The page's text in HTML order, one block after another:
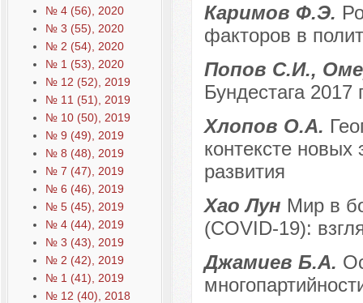
№ 4 (56), 2020
№ 3 (55), 2020
№ 2 (54), 2020
№ 1 (53), 2020
№ 12 (52), 2019
№ 11 (51), 2019
№ 10 (50), 2019
№ 9 (49), 2019
№ 8 (48), 2019
№ 7 (47), 2019
№ 6 (46), 2019
№ 5 (45), 2019
№ 4 (44), 2019
№ 3 (43), 2019
№ 2 (42), 2019
№ 1 (41), 2019
№ 12 (40), 2018
Каримов Ф.Э.
факторов в
Попов С.И.,
Бундестага 2017
Хлопов О.А.
контексте новых
развития
Хао Лун Мир в
(COVID-19):
Джамиев Б.А.